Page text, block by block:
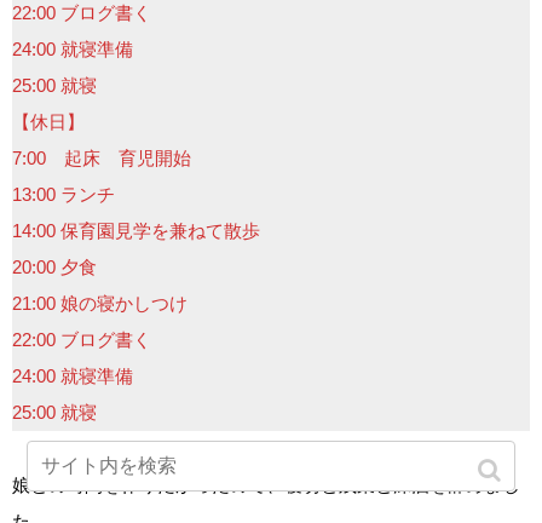
22:00 ブログ書く
24:00 就寝準備
25:00 就寝
【休日】
7:00 起床 育児開始
13:00 ランチ
14:00 保育園見学を兼ねて散歩
20:00 夕食
21:00 娘の寝かしつけ
22:00 ブログ書く
24:00 就寝準備
25:00 就寝
娘との時間を作りたかったので、寝坊と残業と深酒を辞めまし